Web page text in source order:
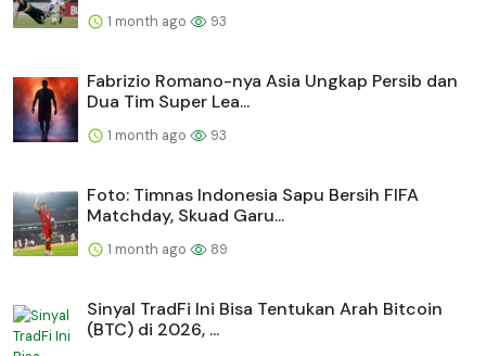
1 month ago 93
Fabrizio Romano-nya Asia Ungkap Persib dan
Dua Tim Super Lea...
1 month ago 93
Foto: Timnas Indonesia Sapu Bersih FIFA
Matchday, Skuad Garu...
1 month ago 89
Sinyal TradFi Ini Bisa Tentukan Arah Bitcoin
(BTC) di 2026, ...